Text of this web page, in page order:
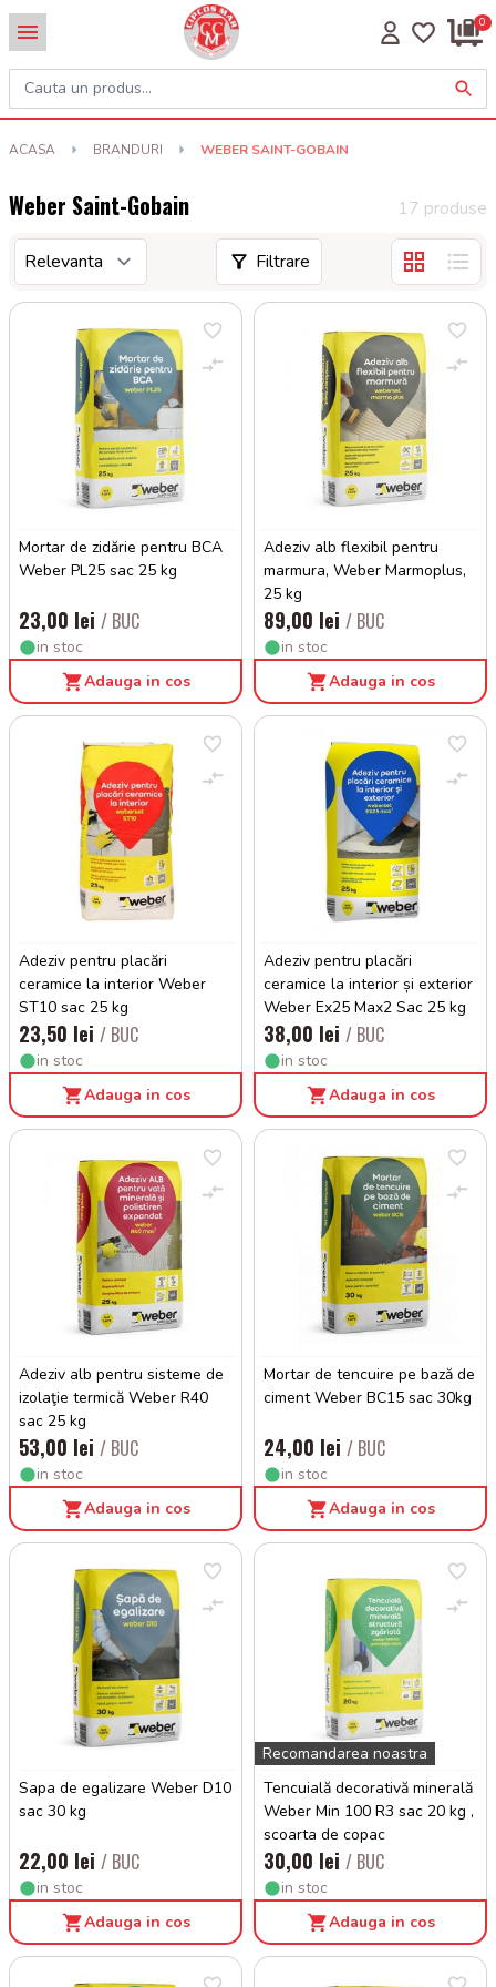
0
ACASA BRANDURI WEBER SAINT-GOBAIN
Weber Saint-Gobain 17 produse
Filtrare
Mortar de zidărie pentru BCA
Weber PL25 sac 25 kg
23,00 lei / BUC
in stoc
Adauga in cos
Adeziv alb flexibil pentru
marmura, Weber Marmoplus,
25 kg
89,00 lei / BUC
in stoc
Adauga in cos
Adeziv pentru placări
ceramice la interior Weber
ST10 sac 25 kg
23,50 lei / BUC
in stoc
Adauga in cos
Adeziv pentru placări
ceramice la interior și exterior
Weber Ex25 Max2 Sac 25 kg
38,00 lei / BUC
in stoc
Adauga in cos
Adeziv alb pentru sisteme de
izolaţie termică Weber R40
sac 25 kg
53,00 lei / BUC
in stoc
Adauga in cos
Mortar de tencuire pe bază de
ciment Weber BC15 sac 30kg
24,00 lei / BUC
in stoc
Adauga in cos
Sapa de egalizare Weber D10
sac 30 kg
22,00 lei / BUC
in stoc
Adauga in cos
Recomandarea noastra
Tencuială decorativă minerală
Weber Min 100 R3 sac 20 kg ,
scoarta de copac
30,00 lei / BUC
in stoc
Adauga in cos